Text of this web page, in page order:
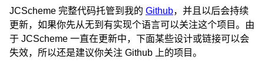
JCScheme 完整代码托管到我的 Github，并且以后会持续
更新，如果你先从无到有实现个语言可以关注这个项目。由
于 JCScheme 一直在更新中，下面某些设计或链接可以会
失效，所以还是建议你关注 Github 上的项目。